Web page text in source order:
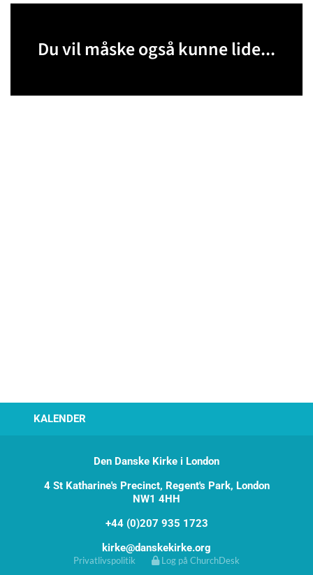
Du vil måske også kunne lide...
KALENDER
Den Danske Kirke i London
4 St Katharine's Precinct, Regent's Park, London
NW1 4HH
+44 (0)207 935 1723
kirke@danskekirke.org
Privatlivspolitik Log på ChurchDesk